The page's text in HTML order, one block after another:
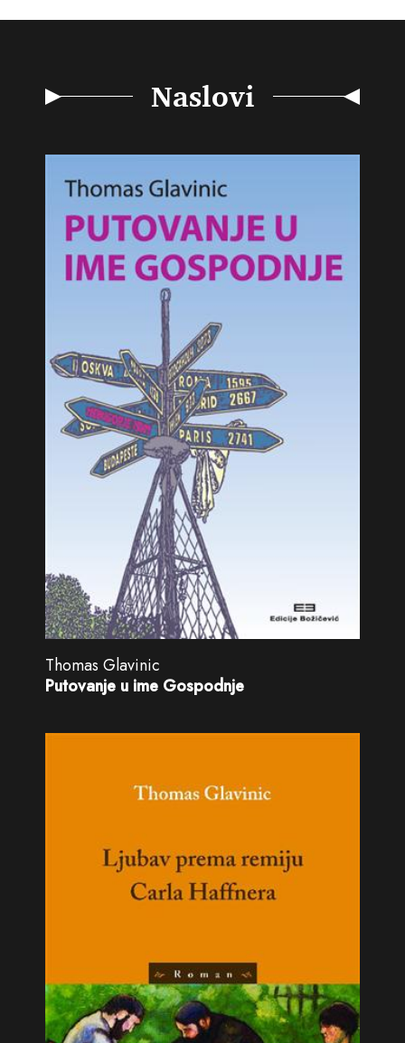
Naslovi
Thomas Glavinic
Putovanje u ime Gospodnje